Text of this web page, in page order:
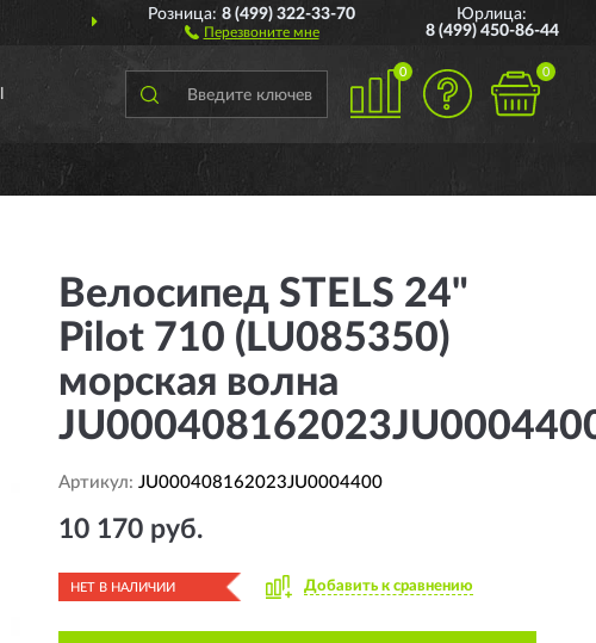
ДОСТАВИМ ПО ВСЕЙ РОССИИ
Розница:8 (499) 322-33-70
Перезвоните мне
Юрлица:
8 (499) 450-86-44
0 0
Велосипед STELS 24"
Pilot 710 (LU085350)
морская волна
Артикул: JU000408162023JU0004400
10 170 руб.
НЕТ В НАЛИЧИИ Добавить к сравнению